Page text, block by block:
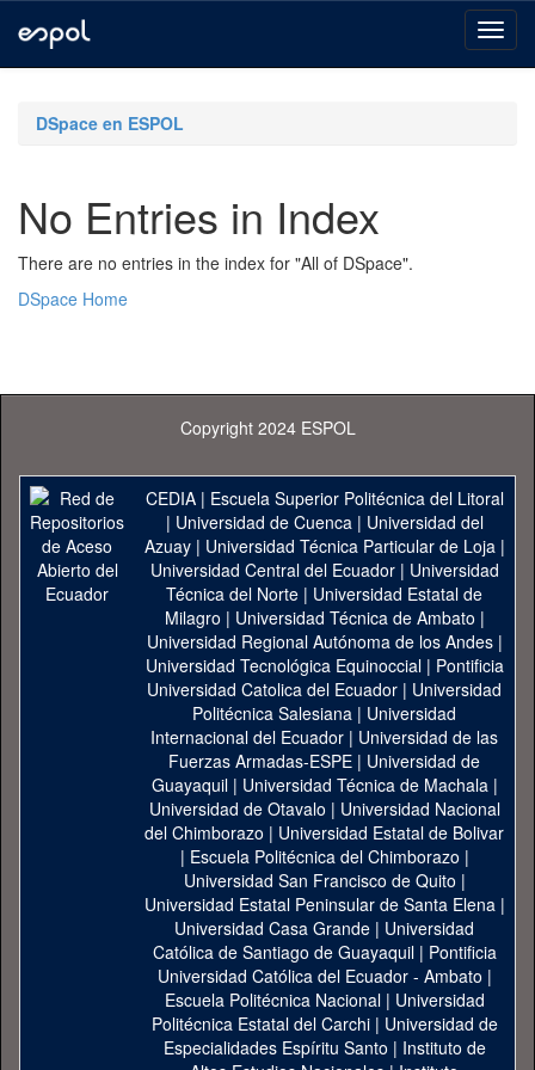
navigationDSpace en ESPOL
No Entries in Index
There are no entries in the index for "All of DSpace".
DSpace Home
Copyright 2024 ESPOL
CEDIA| Escuela Superior Politécnica del Litoral
| Universidad de Cuenca| Universidad del
Azuay| Universidad Técnica Particular de Loja|
Universidad Central del Ecuador| Universidad
Técnica del Norte | Universidad Estatal de
Milagro | Universidad Técnica de Ambato |
Universidad Regional Autónoma de los Andes|
Universidad Tecnológica Equinoccial| Pontificia
Universidad Catolica del Ecuador | Universidad
Politécnica Salesiana | Universidad
Internacional del Ecuador | Universidad de las
Fuerzas Armadas-ESPE | Universidad de
Guayaquil| Universidad Técnica de Machala|
Universidad de Otavalo | Universidad Nacional
del Chimborazo | Universidad Estatal de Bolivar
| Escuela Politécnica del Chimborazo |
Universidad San Francisco de Quito |
Universidad Estatal Peninsular de Santa Elena|
Universidad Casa Grande | Universidad
Católica de Santiago de Guayaquil| Pontificia
Universidad Católica del Ecuador - Ambato |
Escuela Politécnica Nacional| Universidad
Politécnica Estatal del Carchi| Universidad de
Especialidades Espíritu Santo | Instituto de